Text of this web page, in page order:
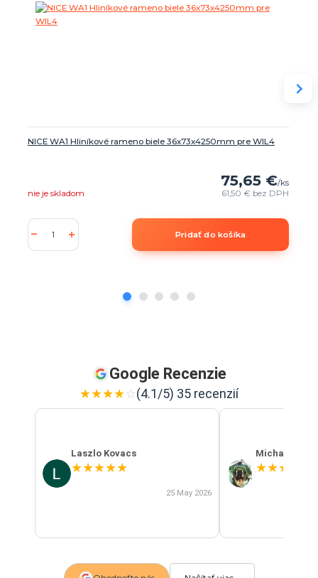
NICE WA1 Hliníkové rameno biele 36x73x4250mm pre WIL4
75,65 €/ks
61,50 € bez DPH
nie je skladom
Pridať do košíka
Google Recenzie
★★★★☆(4.1/5) 35 recenzií
Laszlo Kovacs
★★★★★
25 May 2026
Michal Szabo
★★★